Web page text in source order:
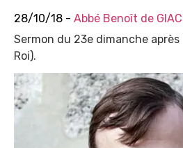
28/10/18 - Abbé Benoît de
Sermon du 23e dimanche
Roi).